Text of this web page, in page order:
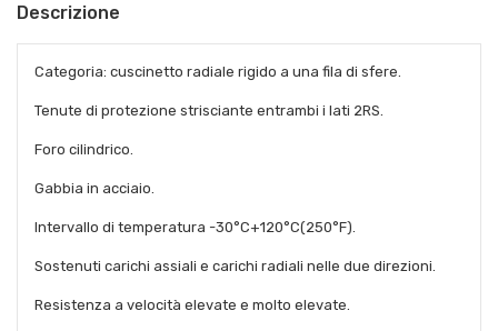
Descrizione
Categoria: cuscinetto radiale rigido a una fila di sfere.
Tenute di protezione strisciante entrambi i lati 2RS.
Foro cilindrico.
Gabbia in acciaio.
Intervallo di temperatura -30°C+120°C(250°F).
Sostenuti carichi assiali e carichi radiali nelle due direzioni.
Resistenza a velocità elevate e molto elevate.